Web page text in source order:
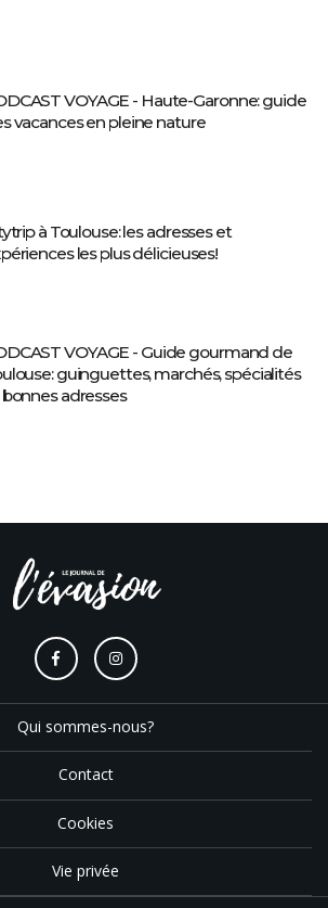
VOYAGE - Haute-Garonne: guide
vacances en pleine nature
à Toulouse: les adresses et
les plus délicieuses!
VOYAGE - Guide gourmand de
guinguettes, marchés, spécialités
adresses
Qui sommes-nous?
Contact
Cookies
Vie privée